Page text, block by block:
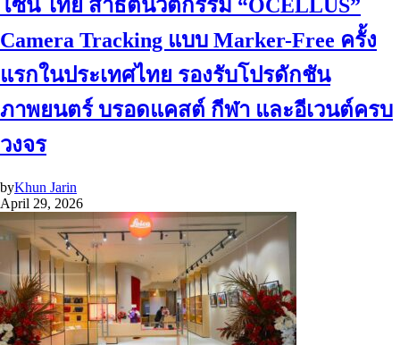
โซนี่ ไทย สาธิตนวัตกรรม “OCELLUS”
Camera Tracking แบบ Marker-Free ครั้ง
แรกในประเทศไทย รองรับโปรดักชัน
ภาพยนตร์ บรอดแคสต์ กีฬา และอีเวนต์ครบ
วงจร
byKhun Jarin
April 29, 2026